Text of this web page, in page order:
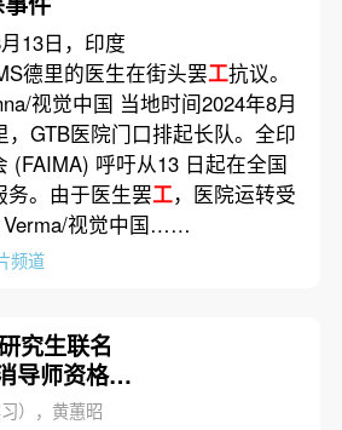
13日，印度
德里的医生在街头罢工抗议。
视觉中国 当地时间2024年8月
，GTB医院门口排起长队。全印
(FAIMA) 呼吁从13 日起在全国
务。由于医生罢工，医院运转受
Verma/视觉中国……
频道
究生联名
导师资格，
），黄蕙昭